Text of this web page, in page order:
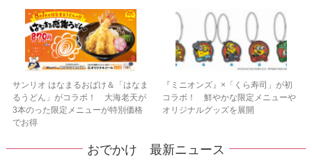
サンリオ はなまるおばけ＆「はなま
るうどん」がコラボ！ 大海老天が
3本のった限定メニューが特別価格
でお得
『ミニオンズ』×「くら寿司」が初
コラボ！ 鮮やかな限定メニューや
オリジナルグッズを展開
おでかけ 最新ニュース